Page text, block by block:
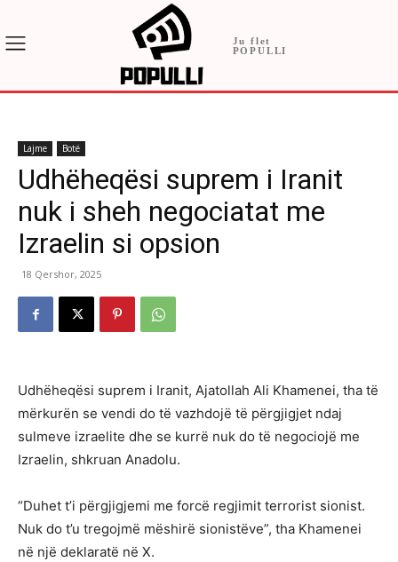
Ju flet
POPULLI
Lajme Botë
Udhëheqësi suprem i Iranit
nuk i sheh negociatat me
Izraelin si opsion
18 Qershor, 2025
Udhëheqësi suprem i Iranit, Ajatollah Ali Khamenei, tha të
mërkurën se vendi do të vazhdojë të përgjigjet ndaj
sulmeve izraelite dhe se kurrë nuk do të negociojë me
Izraelin, shkruan Anadolu.
“Duhet t’i përgjigjemi me forcë regjimit terrorist sionist.
Nuk do t’u tregojmë mëshirë sionistëve”, tha Khamenei
në një deklaratë në X.